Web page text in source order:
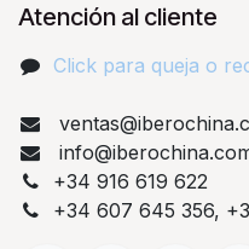
Atención al cliente
Click para queja o
+34 916 619 622
+34 607 645 356,